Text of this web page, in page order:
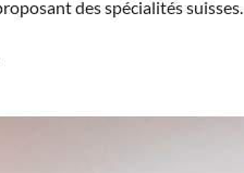
des spécialités suisses.